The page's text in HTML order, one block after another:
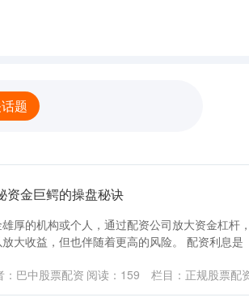
题
资金巨鳄的操盘秘诀
厚的机构或个人，通过配资公司放大资金杠杆
大收益，但也伴随着更高的风险。 配资利息是
：巴中股票配资 阅读： 159 栏目： 正规股票配